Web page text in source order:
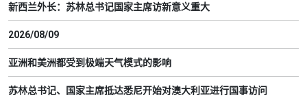
新西兰外长：苏林总书记国家主席访新意义重大
2026/08/09
亚洲和美洲都受到极端天气模式的影响
苏林总书记、国家主席抵达悉尼开始对澳大利亚进行国事访问